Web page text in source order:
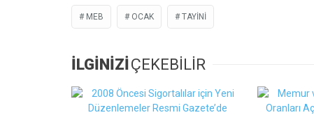
MEB OCAK TAYINI
İLGİNİZİ ÇEKEBİLİR